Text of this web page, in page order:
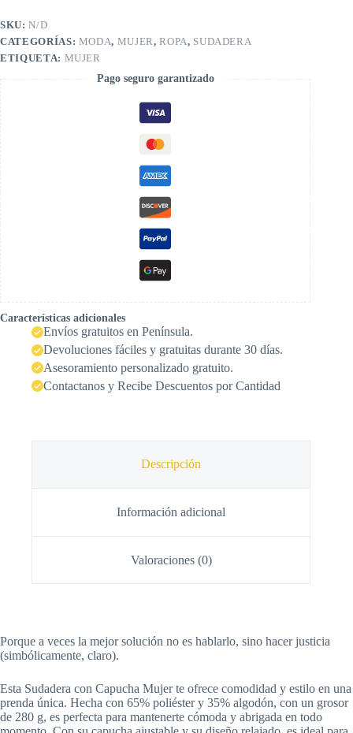
SKU:N/D
CATEGORÍAS: MODA, MUJER,ROPA, SUDADERA
ETIQUETA: MUJER
Pago seguro garantizado
Características adicionales
Envíos gratuitos en Península.
Devoluciones fáciles y gratuitas durante 30 días.
Asesoramiento personalizado gratuito.
Contactanos y Recibe Descuentos por Cantidad
Descripción
Información adicional
Valoraciones (0)
Porque a veces la mejor solución no es hablarlo, sino hacer justicia
(simbólicamente, claro).
Esta Sudadera con Capucha Mujer te ofrece comodidad y estilo en una
prenda única. Hecha con 65% poliéster y 35% algodón, con un grosor
de 280 g, es perfecta para mantenerte cómoda y abrigada en todo